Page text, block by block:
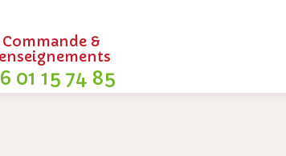
Commande &
01 15 74 85